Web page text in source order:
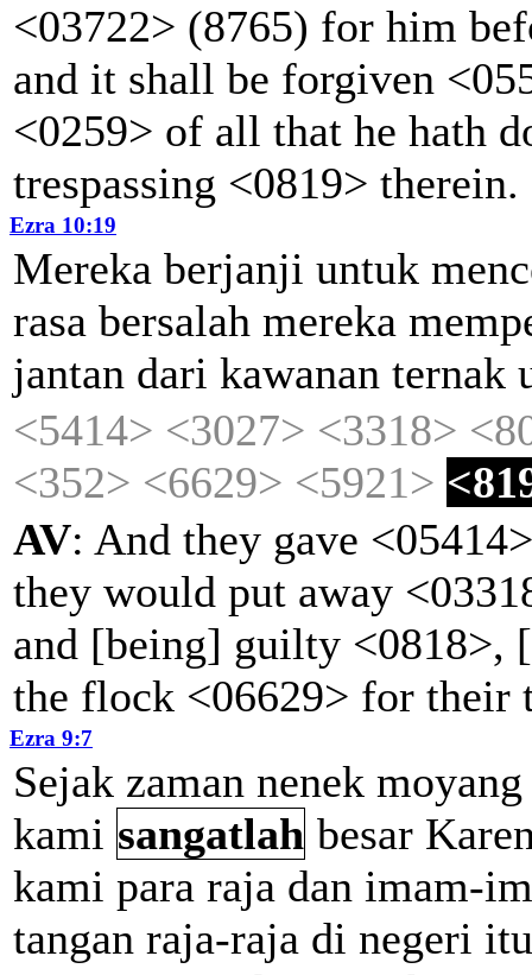
<03722> (8765) for him
and it shall be forgiven
<0259> of all that he hath
trespassing <0819> therein.
Ezra 10:19
Mereka berjanji untuk
rasa bersalah mereka
jantan dari kawanan ternak
<5414> <3027> <3318>
<352> <6629> <5921>
AV: And they gave
they would put away
and [being] guilty <0818>,
the flock <06629> for their
Ezra 9:7
Sejak zaman nenek moyang
kami sangatlah besar
kami para raja dan imam-
tangan raja-raja di negeri itu